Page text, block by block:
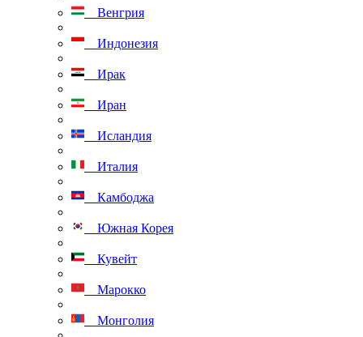
Венгрия
Индонезия
Ирак
Иран
Исландия
Италия
Камбоджа
Южная Корея
Кувейт
Марокко
Монголия